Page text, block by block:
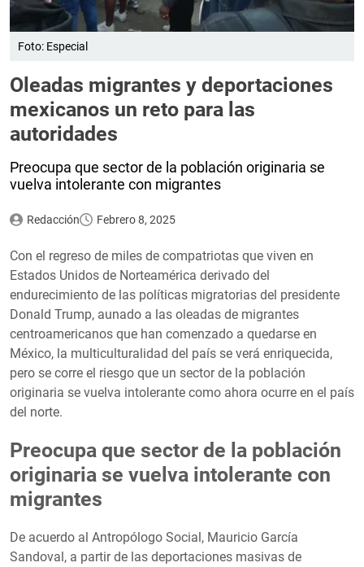
Foto: Especial
Oleadas migrantes y deportaciones
mexicanos un reto para las
autoridades
Preocupa que sector de la población originaria se
vuelva intolerante con migrantes
Redacción Febrero 8, 2025
Con el regreso de miles de compatriotas que viven en
Estados Unidos de Norteamérica derivado del
endurecimiento de las políticas migratorias del presidente
Donald Trump, aunado a las oleadas de migrantes
centroamericanos que han comenzado a quedarse en
México, la multiculturalidad del país se verá enriquecida,
pero se corre el riesgo que un sector de la población
originaria se vuelva intolerante como ahora ocurre en el país
del norte.
Preocupa que sector de la población
originaria se vuelva intolerante con
migrantes
De acuerdo al Antropólogo Social, Mauricio García
Sandoval, a partir de las deportaciones masivas de